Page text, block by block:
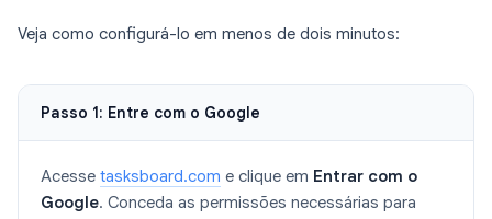
Veja como configurá-lo em menos de dois minutos:
Passo 1: Entre com o Google
Acesse tasksboard.com e clique em Entrar com o
Google. Conceda as permissões necessárias para